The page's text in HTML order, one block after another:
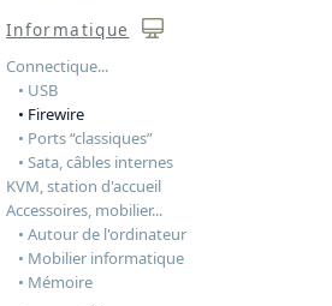
Informatique
Connectique...
• USB
• Firewire
• Ports “classiques”
• Sata, câbles internes
KVM, station d'accueil
Accessoires, mobilier...
• Autour de l'ordinateur
• Mobilier informatique
• Mémoire